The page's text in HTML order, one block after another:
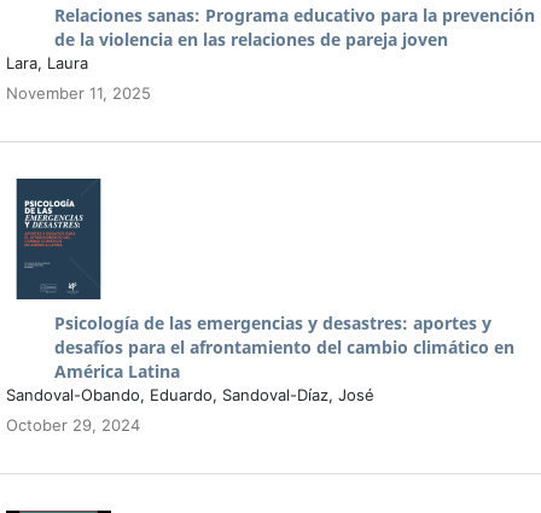
Relaciones sanas: Programa educativo para la prevención
de la violencia en las relaciones de pareja joven
Lara, Laura
November 11, 2025
Psicología de las emergencias y desastres: aportes y
desafíos para el afrontamiento del cambio climático en
América Latina
Sandoval-Obando, Eduardo, Sandoval-Díaz, José
October 29, 2024